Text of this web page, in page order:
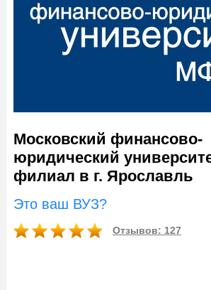
Московский финансово-
юридический
филиал в г. Ярославль
Это ваш ВУЗ?
Отзывов: 127